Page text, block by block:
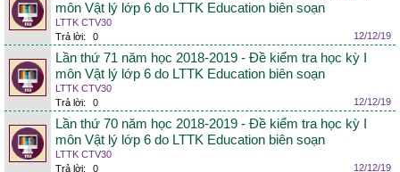
môn Vật lý lớp 6 do LTTK Education biên soạn
LTTK CTV30
Trả lời:
0 12/12/19
Lần thứ 71 năm học 2018-2019 - Đề kiểm tra học kỳ I
môn Vật lý lớp 6 do LTTK Education biên soạn
LTTK CTV30
Trả lời:
0 12/12/19
Lần thứ 70 năm học 2018-2019 - Đề kiểm tra học kỳ I
môn Vật lý lớp 6 do LTTK Education biên soạn
LTTK CTV30
Trả lời:
0 12/12/19